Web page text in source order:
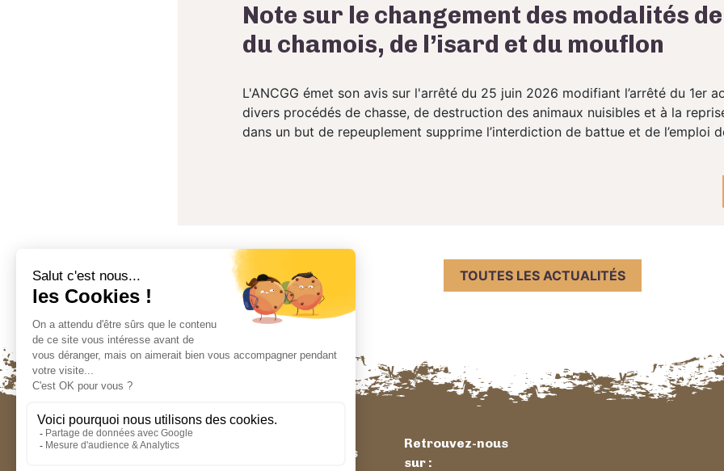
Note sur le changement des modalités
du chamois, de l’isard et du mouflon
L'ANCGG émet son avis sur l'arrêté du 25 juin 2026 modifiant l’arrêté du 1er
divers procédés de chasse, de destruction des animaux nuisibles et à la
dans un but de repeuplement supprime l’interdiction de battue et de l’emploi
TOUTES LES ACTUALITÉS
Contactez-nous
Retrouvez-nous
sur :